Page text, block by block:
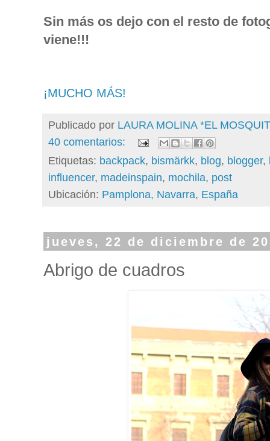
Sin más os dejo con el resto de
viene!!!
¡MUCHO MÁS!
Publicado por LAURA MOLINA *EL
40 comentarios:
Etiquetas: backpack, bismärkk, blog, blogger,
influencer, madeinspain, mochila, post
Ubicación: Pamplona, Navarra, España
jueves, 22 de diciembre de
Abrigo de cuadros